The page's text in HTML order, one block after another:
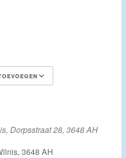
Dorpsstraat 28, 3648 AH
3648 AH